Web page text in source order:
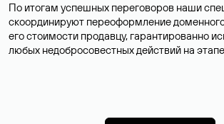
По итогам успешных переговоров наши
скоординируют переоформление
его стоимости продавцу, гарантированно
любых недобросовестных действий на